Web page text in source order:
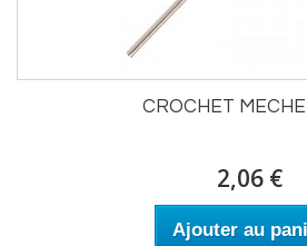
CROCHET
2,06 €
Ajouter au